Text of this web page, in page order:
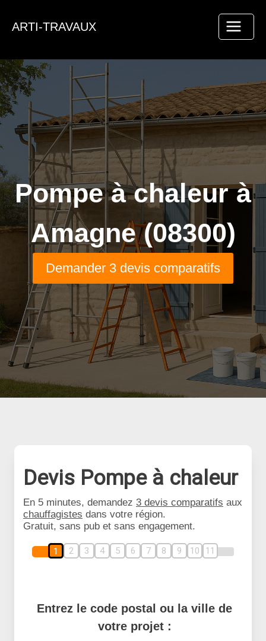
ARTI-TRAVAUX
Pompe à chaleur à
Amagne (08300)
Demander 3 devis comparatifs
Devis Pompe à chaleur
En 5 minutes, demandez 3 devis comparatifs aux
chauffagistes dans votre région.
Gratuit, sans pub et sans engagement.
1 2 3 4 5 6 7 8 9 10 11
Entrez le code postal ou la ville de
votre projet :